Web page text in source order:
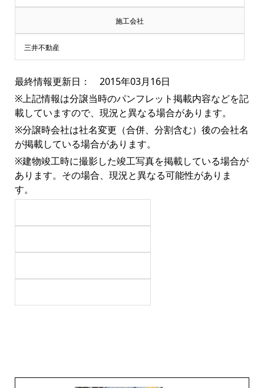
施工会社
三井不動産
最終情報更新日： 2015年03月16日
※上記情報は分譲当時のパンフレット掲載内容などを記
載していますので、現況と異なる場合があります。
※分譲時会社は社名変更（合併、分割含む）後の会社名
が掲載している場合があります。
※建物竣工時に撮影した竣工写真を掲載している場合が
あります。その場合、現況と異なる可能性がありま
す。